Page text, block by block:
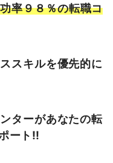
率９８％の転職コ
スキルを優先的に
ターがあなたの転
ート‼